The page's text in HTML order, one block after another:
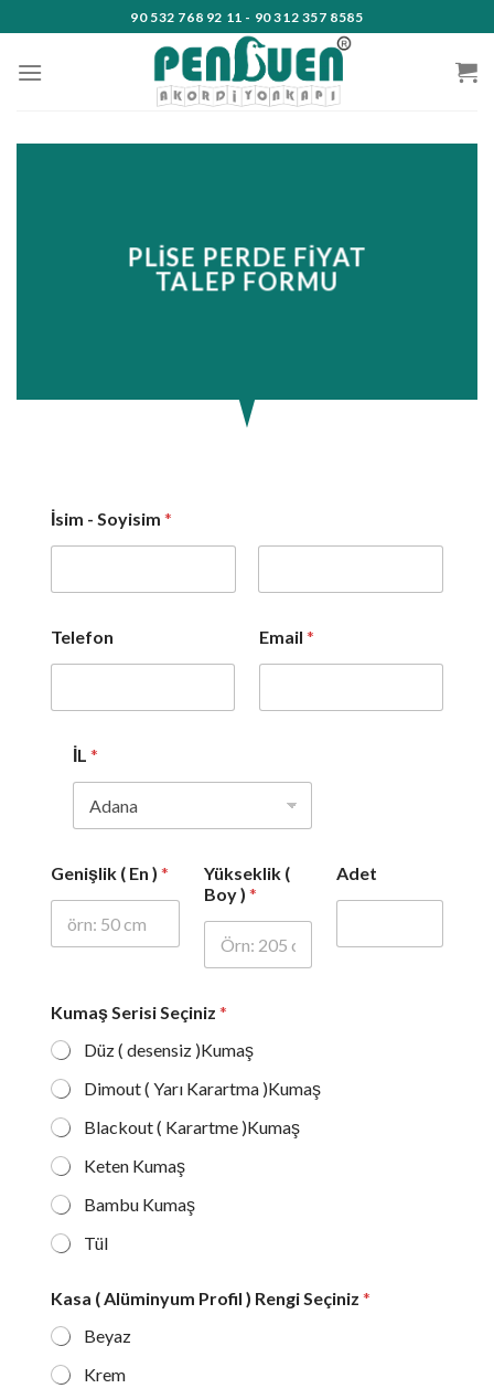
to
content
90 532 768 92 11 - 90 312 357 8585
PLISE PERDE FIYAT
TALEP FORMU
İsim - Soyisim *
Telefon Email *
İL *
Genişlik ( En ) *
Yükseklik (
Boy )*
Adet
Kumaş Serisi Seçiniz *
Düz ( desensiz )Kumaş
Dimout ( Yarı Karartma )Kumaş
Blackout ( Karartme )Kumaş
Keten Kumaş
Bambu Kumaş
Tül
Kasa ( Alüminyum Profil ) Rengi Seçiniz *
Beyaz
Krem